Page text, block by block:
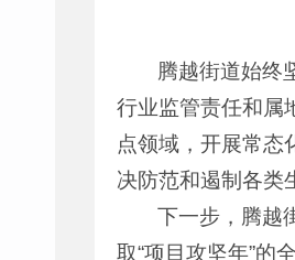
腾越街道始终
行业监管责任和属
点领域，开展常态
决防范和遏制各类
下一步，腾越
取“项目攻坚年”的